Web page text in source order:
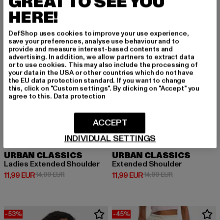
NEU -20%
URBAN CLASSICS
Ladies Extended Shoulder
11,99 EUR
Derzeitiger Preis: 11,99 EUR
14,99 EURAktionspreis: 14,99 EUR
NEU -20%
URBAN CLASSICS
Extended Shoulder
11,99 EUR
Derzeitiger Preis: 11,99 EUR
14,99 EURAktionspreis:
-53% -45%
HERE!
DefShop uses cookies to improve your use experience,
save your preferences, analyse use behaviour and to
provide and measure interest-based contents and
advertising. In addition, we allow partners to extract data
or to use cookies. This may also include the processing of
your data in the USA or other countries which do not have
the EU data protection standard. If you want to change
this, click on "Custom settings". By clicking on "Accept" you
agree to this. Data protection
INDIVIDUAL SETTINGS
ACCEPT